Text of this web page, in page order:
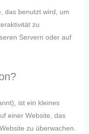
das benutzt wird, um
zu
Servern oder auf
ist ein kleines
einer Website, das
zu überwachen.